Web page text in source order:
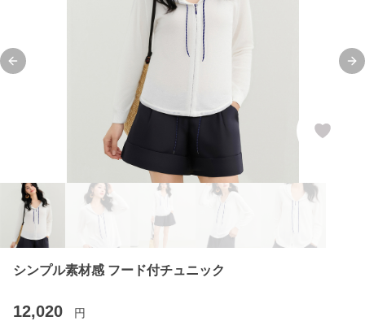
Previous slide
シンプル素材感 フード付チュニック
12,020 円